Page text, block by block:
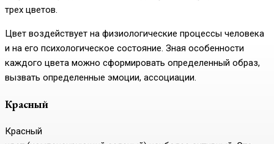
трех цветов.
Цвет воздействует на физиологические процессы человека
и на его психологическое состояние. Зная особенности
каждого цвета можно сформировать определенный образ,
вызвать определенные эмоции, ассоциации.
Красный
Красный